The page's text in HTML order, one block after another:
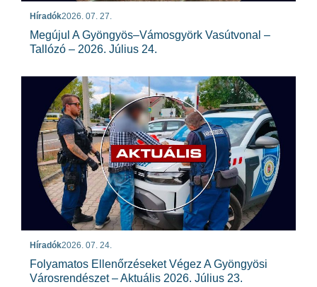
Híradók2026. 07. 27.
Megújul A Gyöngyös–Vámosgyörk Vasútvonal –
Tallózó – 2026. Július 24.
Híradók2026. 07. 24.
Folyamatos Ellenőrzéseket Végez A Gyöngyösi
Városrendészet – Aktuális 2026. Július 23.